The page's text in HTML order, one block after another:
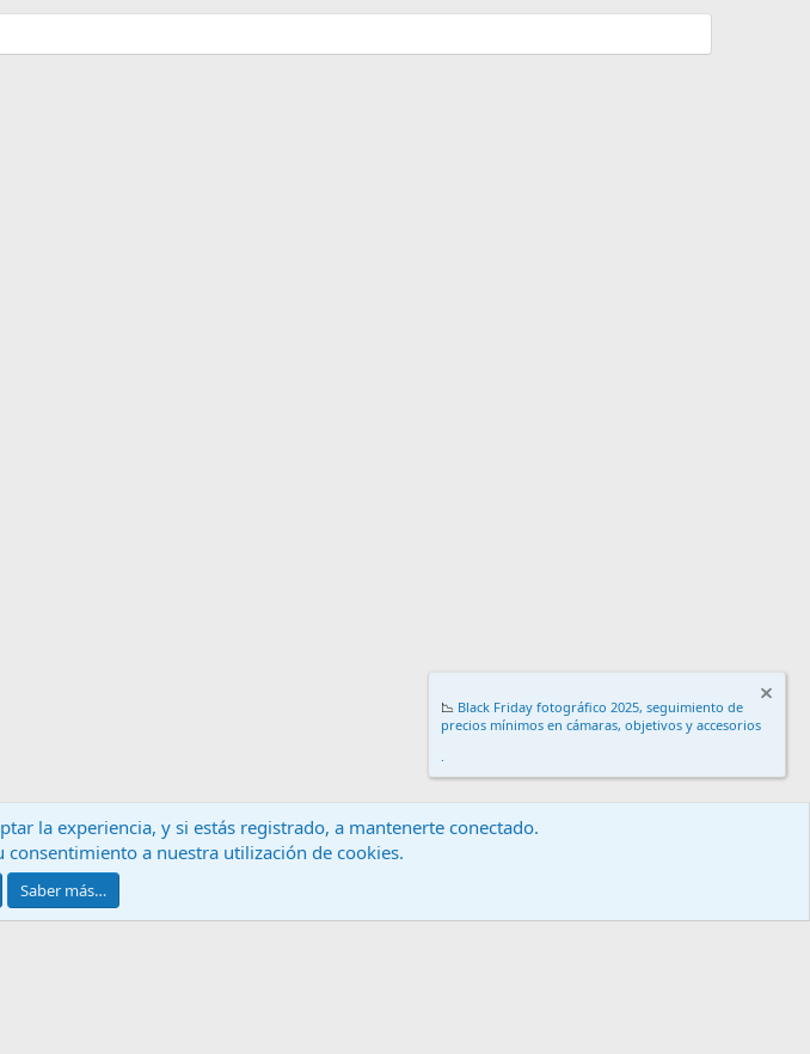
Contáctanos Términos y reglas
® © 2010-2024 XenForo Ltd.
📉 Black Friday fotográfico 2025, seguimiento de
precios mínimos en cámaras, objetivos y accesorios
.
la experiencia, y si estás registrado, a mantenerte conectado.
a nuestra utilización de cookies.
Saber más…